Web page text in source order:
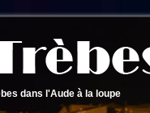
dans l'Aude à la loupe